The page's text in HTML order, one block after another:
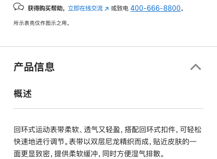
获得购买帮助， 立即在线交流 (在
中
或致电400-666-8800 。
所示表壳仅作图示之用。
产品信息
概述
回环式运动表带柔软、透气又轻盈，搭配回环式扣件，可轻松
快速地进行调节。表带以双层尼龙精织而成，贴近皮肤的一
面更显致密，提供柔软缓冲，同时方便湿气排散。